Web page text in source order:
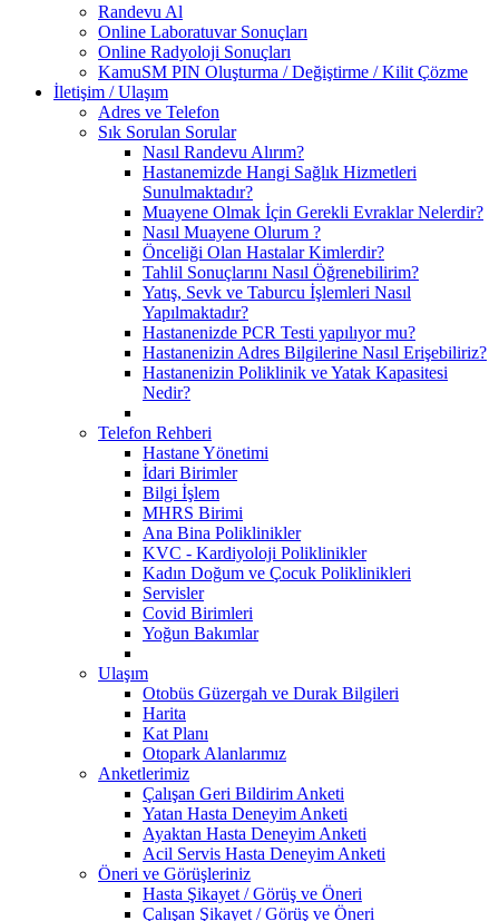
Randevu Al
Online Laboratuvar Sonuçları
Online Radyoloji Sonuçları
KamuSM PIN Oluşturma / Değiştirme / Kilit Çözme
İletişim / Ulaşım
Adres ve Telefon
Sık Sorulan Sorular
Nasıl Randevu Alırım?
Hastanemizde Hangi Sağlık Hizmetleri
Sunulmaktadır?
Muayene Olmak İçin Gerekli Evraklar Nelerdir?
Nasıl Muayene Olurum ?
Önceliği Olan Hastalar Kimlerdir?
Tahlil Sonuçlarını Nasıl Öğrenebilirim?
Yatış, Sevk ve Taburcu İşlemleri Nasıl
Yapılmaktadır?
Hastanenizde PCR Testi yapılıyor mu?
Hastanenizin Adres Bilgilerine Nasıl Erişebiliriz?
Hastanenizin Poliklinik ve Yatak Kapasitesi
Nedir?
Telefon Rehberi
Hastane Yönetimi
İdari Birimler
Bilgi İşlem
MHRS Birimi
Ana Bina Poliklinikler
KVC - Kardiyoloji Poliklinikler
Kadın Doğum ve Çocuk Poliklinikleri
Servisler
Covid Birimleri
Yoğun Bakımlar
Ulaşım
Otobüs Güzergah ve Durak Bilgileri
Harita
Kat Planı
Otopark Alanlarımız
Anketlerimiz
Çalışan Geri Bildirim Anketi
Yatan Hasta Deneyim Anketi
Ayaktan Hasta Deneyim Anketi
Acil Servis Hasta Deneyim Anketi
Öneri ve Görüşleriniz
Hasta Şikayet / Görüş ve Öneri
Çalışan Şikayet / Görüş ve Öneri